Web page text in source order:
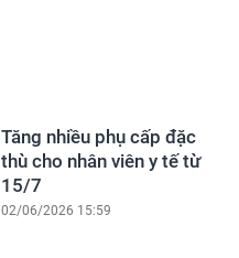
Tăng nhiều phụ cấp đặc
thù cho nhân viên y tế từ
15/7
02/06/2026 15:59